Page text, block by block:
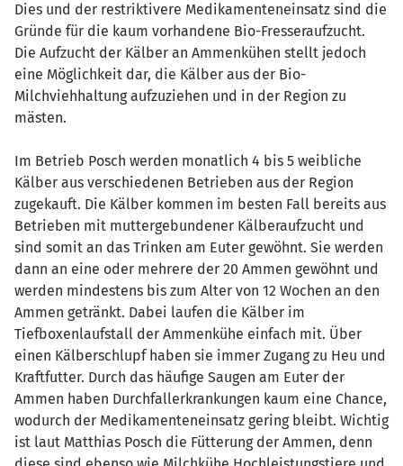
Dies und der restriktivere Medikamenteneinsatz sind die
Gründe für die kaum vorhandene Bio-Fresseraufzucht.
Die Aufzucht der Kälber an Ammenkühen stellt jedoch
eine Möglichkeit dar, die Kälber aus der Bio-
Milchviehhaltung aufzuziehen und in der Region zu
mästen.
Im Betrieb Posch werden monatlich 4 bis 5 weibliche
Kälber aus verschiedenen Betrieben aus der Region
zugekauft. Die Kälber kommen im besten Fall bereits aus
Betrieben mit muttergebundener Kälberaufzucht und
sind somit an das Trinken am Euter gewöhnt. Sie werden
dann an eine oder mehrere der 20 Ammen gewöhnt und
werden mindestens bis zum Alter von 12 Wochen an den
Ammen getränkt. Dabei laufen die Kälber im
Tiefboxenlaufstall der Ammenkühe einfach mit. Über
einen Kälberschlupf haben sie immer Zugang zu Heu und
Kraftfutter. Durch das häufige Saugen am Euter der
Ammen haben Durchfallerkrankungen kaum eine Chance,
wodurch der Medikamenteneinsatz gering bleibt. Wichtig
ist laut Matthias Posch die Fütterung der Ammen, denn